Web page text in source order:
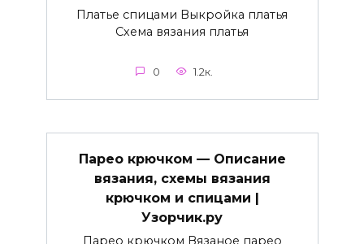
Платье спицами Выкройка платья
Схема вязания платья
0 1.2к.
Парео крючком — Описание
вязания, схемы вязания
крючком и спицами |
Узорчик.ру
Парео крючком Вязаное парео